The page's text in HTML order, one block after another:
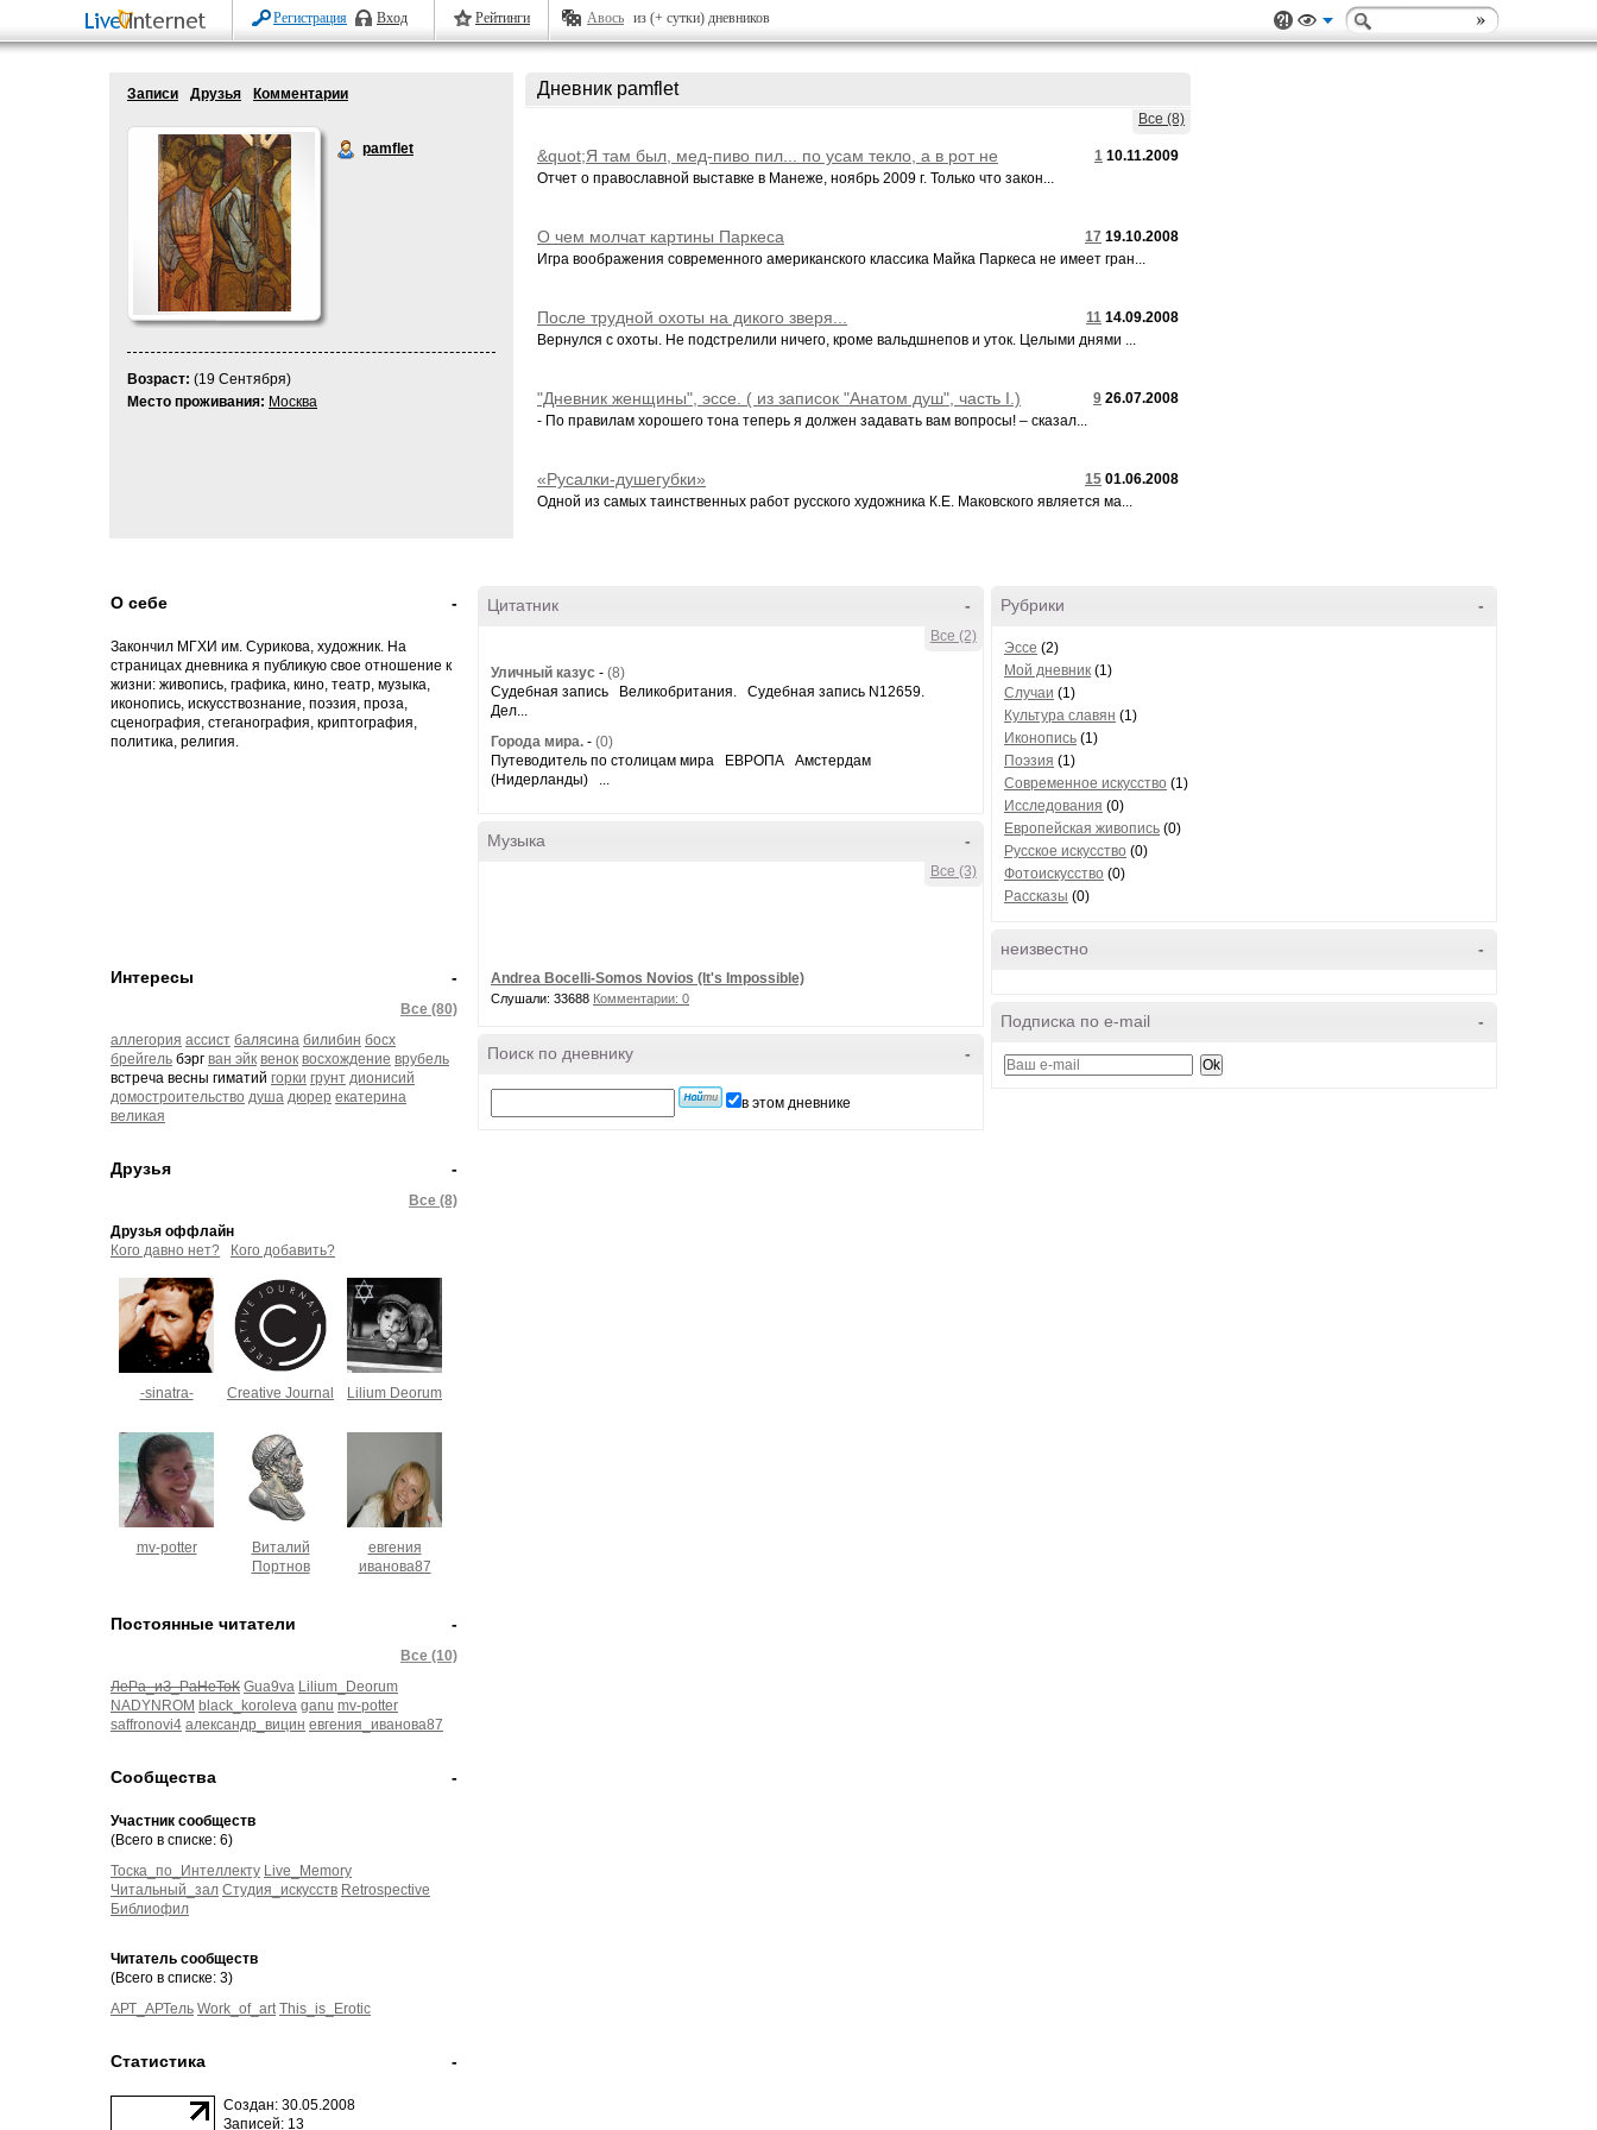
Регистрация Вход Рейтинги Авось из (+ сутки) дневников
Записи Друзья Комментарии
pamflet
Возраст: (19 Сентября)
Место проживания: Москва
Дневник pamflet
Все (8)
1 10.11.2009
&quot;Я там был, мед-пиво пил... по усам текло, а в рот не
попало&quot;.
Отчет о православной выставке в Манеже, ноябрь 2009 г. Только что закон...
17 19.10.2008
О чем молчат картины Паркеса
Игра воображения современного американского классика Майка Паркеса не имеет гран...
11 14.09.2008
После трудной охоты на дикого зверя...
Вернулся с охоты. Не подстрелили ничего, кроме вальдшнепов и уток. Целыми днями ...
9 26.07.2008
"Дневник женщины", эссе. ( из записок "Анатом душ", часть I.)
- По правилам хорошего тона теперь я должен задавать вам вопросы! – сказал...
15 01.06.2008
«Русалки-душегубки»
Одной из самых таинственных работ русского художника К.Е. Маковского является ма...
-
О себе
Закончил МГХИ им. Сурикова, художник. На
страницах дневника я публикую свое отношение к
жизни: живопись, графика, кино, театр, музыка,
иконопись, искусствознание, поэзия, проза,
сценография, стеганография, криптография,
политика, религия.
-
Интересы
Все (80)
аллегория ассист балясина билибин босх
брейгель бэрг ван эйк венок восхождение врубель
встреча весны гиматий горки грунт дионисий
домостроительство душа дюрер екатерина
великая
-
Друзья
Все (8)
Друзья оффлайн
Кого давно нет?
Кого добавить?
-sinatra- Creative Journal Lilium Deorum
mv-potter
Виталий
Портнов
евгения
иванова87
-
Постоянные читатели
Все (10)
ЛеРа_иЗ_РаНеТоК Gua9va Lilium_Deorum
NADYNROM black_koroleva ganu mv-potter
saffronovi4 александр_вицин евгения_иванова87
-
Сообщества
Участник сообществ
(Всего в списке: 6)
Тоска_по_Интеллекту Live_Memory
Читальный_зал Студия_искусств Retrospective
Библиофил
Читатель сообществ
(Всего в списке: 3)
АРТ_АРТель Work_of_art This_is_Erotic
-
Статистика
Создан: 30.05.2008
Записей: 13
-
Цитатник
Все (2)
Уличный казус - (8)
Судебная запись Великобритания. Судебная запись N12659.
Дел...
Города мира. - (0)
Путеводитель по столицам мира ЕВРОПА Амстердам
(Нидерланды) ...
-
Музыка
Все (3)
Andrea Bocelli-Somos Novios (It's Impossible)
Слушали: 33688 Комментарии: 0
-
Поиск по дневнику
в этом дневнике
-
Рубрики
Эссе (2)
Мой дневник (1)
Случаи (1)
Культура славян (1)
Иконопись (1)
Поэзия (1)
Современное искусство (1)
Исследования (0)
Европейская живопись (0)
Русское искусство (0)
Фотоискусство (0)
Рассказы (0)
-
неизвестно
-
Подписка по e-mail